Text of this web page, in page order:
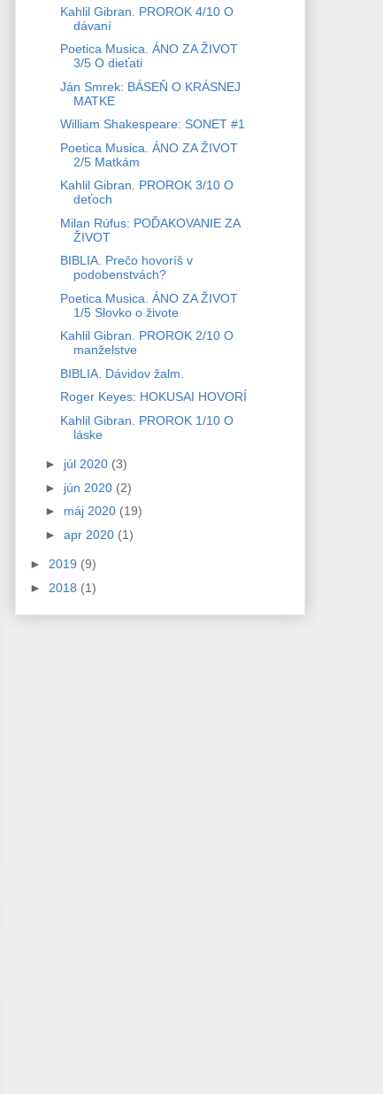
Kahlil Gibran. PROROK 4/10 O
dávaní
Poetica Musica. ÁNO ZA ŽIVOT
3/5 O dieťati
Ján Smrek: BÁSEŇ O KRÁSNEJ
MATKE
William Shakespeare: SONET #1
Poetica Musica. ÁNO ZA ŽIVOT
2/5 Matkám
Kahlil Gibran. PROROK 3/10 O
deťoch
Milan Rúfus: POĎAKOVANIE ZA
ŽIVOT
BIBLIA. Prečo hovoríš v
podobenstvách?
Poetica Musica. ÁNO ZA ŽIVOT
1/5 Slovko o živote
Kahlil Gibran. PROROK 2/10 O
manželstve
BIBLIA. Dávidov žalm.
Roger Keyes: HOKUSAI HOVORÍ
Kahlil Gibran. PROROK 1/10 O
láske
► júl 2020 (3)
► jún 2020 (2)
► máj 2020 (19)
► apr 2020 (1)
► 2019 (9)
► 2018 (1)